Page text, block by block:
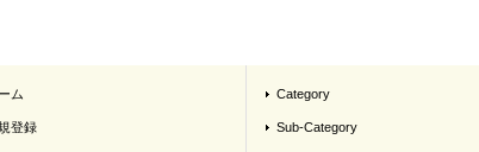
ム
登録
Category
Sub-Category